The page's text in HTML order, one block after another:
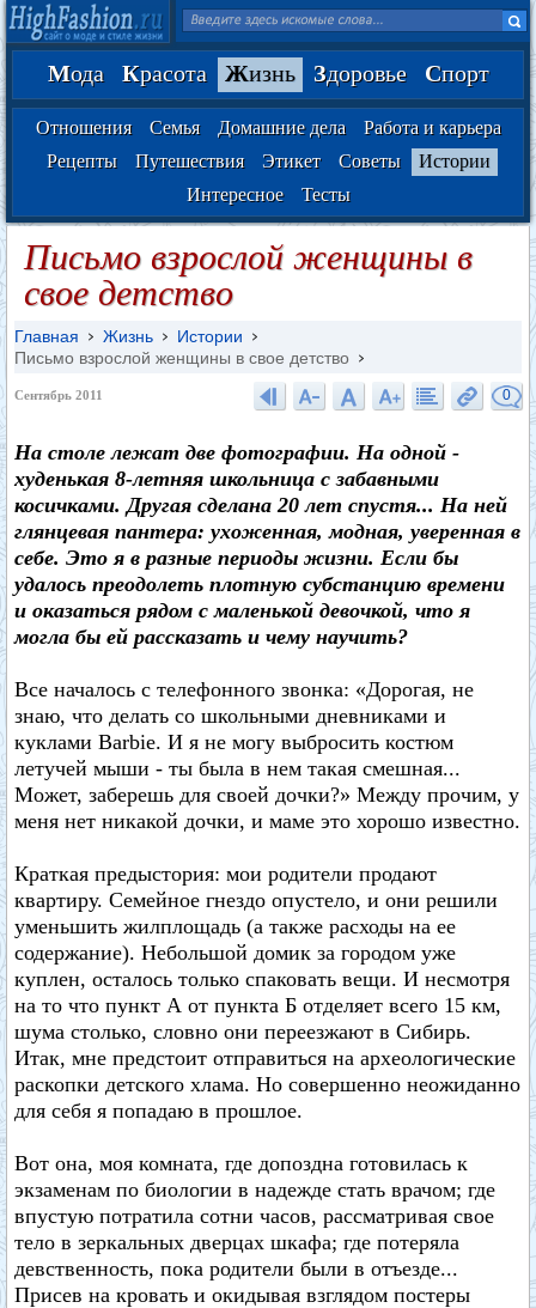
Мода Красота Жизнь Здоровье Спорт
Отношения Семья Домашние дела
Работа и карьера
Рецепты
Путешествия Этикет Советы
Истории
Интересное
Тесты
Письмо взрослой женщины в
свое детство
Главная Жизнь
Истории
Письмо взрослой женщины в свое детство
Сентябрь 2011 0
На столе лежат две фотографии. На одной -
худенькая 8-летняя школьница с забавными
косичками. Другая сделана 20 лет спустя... На ней
глянцевая пантера: ухоженная, модная, уверенная в
себе. Это я в разные периоды жизни. Если бы
удалось преодолеть плотную субстанцию времени
и оказаться рядом с маленькой девочкой, что я
могла бы ей рассказать и чему научить?
Все началось с телефонного звонка: «Дорогая, не
знаю, что делать со школьными дневниками и
куклами Barbie. И я не могу выбросить костюм
летучей мыши - ты была в нем такая смешная...
Может, заберешь для своей дочки?» Между прочим, у
меня нет никакой дочки, и маме это хорошо известно.
Краткая предыстория: мои родители продают
квартиру. Семейное гнездо опустело, и они решили
уменьшить жилплощадь (а также расходы на ее
содержание). Небольшой домик за городом уже
куплен, осталось только спаковать вещи. И несмотря
на то что пункт А от пункта Б отделяет всего 15 км,
шума столько, словно они переезжают в Сибирь.
Итак, мне предстоит отправиться на археологические
раскопки детского хлама. Но совершенно неожиданно
для себя я попадаю в прошлое.
Вот она, моя комната, где допоздна готовилась к
экзаменам по биологии в надежде стать врачом; где
впустую потратила сотни часов, рассматривая свое
тело в зеркальных дверцах шкафа; где потеряла
девственность, пока родители были в отъезде...
Присев на кровать и окидывая взглядом постеры